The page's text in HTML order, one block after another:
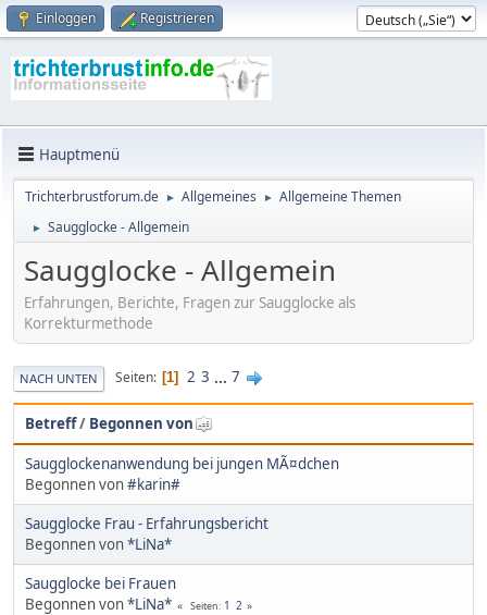
Einloggen Registrieren
Hauptmenü
Trichterbrustforum.de ► Allgemeines ► Allgemeine Themen
► Saugglocke - Allgemein
Saugglocke - Allgemein
Erfahrungen, Berichte, Fragen zur Saugglocke als
Korrekturmethode
NACH UNTEN Seiten 1 2 3 ... 7
Betreff/ Begonnen von
Saugglockenanwendung bei jungen MÃ¤dchen
Begonnen von#karin#
Saugglocke Frau - Erfahrungsbericht
Begonnen von*LiNa*
Saugglocke bei Frauen
Begonnen von*LiNa* Seiten 1 2